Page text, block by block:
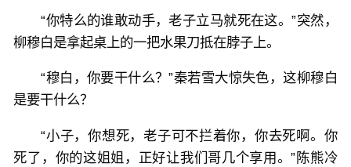
“你特么的谁敢动手，老子立马就死在这。”突然，
柳穆白是拿起桌上的一把水果刀抵在脖子上。
“穆白，你要干什么？”秦若雪大惊失色，这柳穆白
是要干什么？
“小子，你想死，老子可不拦着你，你去死啊。你
死了，你的这姐姐，正好让我们哥几个享用。”陈熊冷